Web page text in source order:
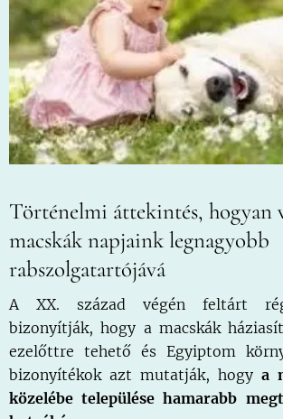
Történelmi áttekintés, hogyan
macskák napjaink legnagyobb
rabszolgatartójává
A XX. század végén feltárt
bizonyítják, hogy a macskák
ezelőttre tehető és Egyiptom
bizonyítékok azt mutatják, hogy a
közelébe települése hamarabb